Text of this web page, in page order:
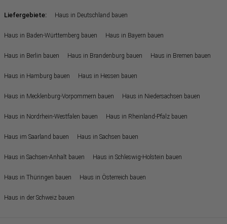
Liefergebiete: Haus in Deutschland bauen
Haus in Baden-Württemberg bauen Haus in Bayern bauen
Haus in Berlin bauen Haus in Brandenburg bauen Haus in Bremen bauen
Haus in Hamburg bauen Haus in Hessen bauen
Haus in Mecklenburg-Vorpommern bauen Haus in Niedersachsen bauen
Haus in Nordrhein-Westfalen bauen Haus in Rheinland-Pfalz bauen
Haus im Saarland bauen Haus in Sachsen bauen
Haus in Sachsen-Anhalt bauen Haus in Schleswig-Holstein bauen
Haus in Thüringen bauen Haus in Österreich bauen
Haus in der Schweiz bauen